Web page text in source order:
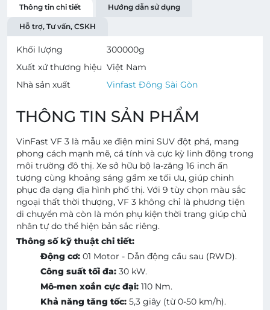
Thông tin chi tiết Hướng dẫn sử dụng
Hỗ trợ, Tư vấn, CSKH
Khối lượng 300000g
Xuất xứ thương hiệu Việt Nam
Nhà sản xuất
Vinfast Đông Sài Gòn
THÔNG TIN SẢN PHẨM
VinFast VF 3 là mẫu xe điện mini SUV đột phá, mang
phong cách mạnh mẽ, cá tính và cực kỳ linh động trong
môi trường đô thị. Xe sở hữu bộ la-zăng 16 inch ấn
tượng cùng khoảng sáng gầm xe tối ưu, giúp chinh
phục đa dạng địa hình phố thị. Với 9 tùy chọn màu sắc
ngoại thất thời thượng, VF 3 không chỉ là phương tiện
di chuyển mà còn là món phụ kiện thời trang giúp chủ
nhân tự do thể hiện bản sắc riêng.
Thông số kỹ thuật chi tiết:
Động cơ: 01 Motor - Dẫn động cầu sau (RWD).
Công suất tối đa: 30 kW.
Mô-men xoắn cực đại: 110 Nm.
Khả năng tăng tốc: 5,3 giây (từ 0-50 km/h).